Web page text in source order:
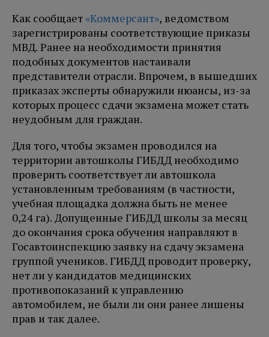
Как сообщает«Коммерсант», ведомством
зарегистрированы соответствующие приказы
МВД. Ранее на необходимости принятия
подобных документов настаивали
представители отрасли. Впрочем, в вышедших
приказах эксперты обнаружили нюансы, из-за
которых процесс сдачи экзамена может стать
неудобным для граждан.
Для того, чтобы экзамен проводился на
территории автошколы ГИБДД необходимо
проверить соответствует ли автошкола
установленным требованиям (в частности,
учебная площадка должна быть не менее
0,24 га). Допущенные ГИБДД школы за месяц
до окончания срока обучения направляют в
Госавтоинспекцию заявку на сдачу экзамена
группой учеников. ГИБДД проводит проверку,
нет ли у кандидатов медицинских
противопоказаний к управлению
автомобилем, не были ли они ранее лишены
прав и так далее.